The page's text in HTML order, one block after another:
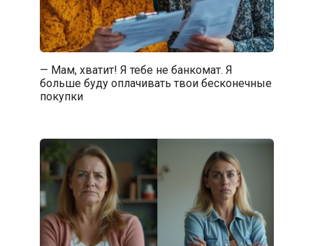
— Мам, хватит! Я тебе не банкомат. Я
больше буду оплачивать твои бесконечные
покупки